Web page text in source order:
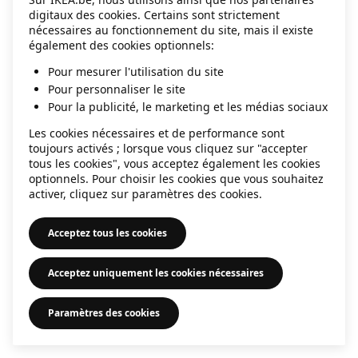
information).
digitaux des cookies. Certains sont strictement
nécessaires au fonctionnement du site, mais il existe
également des cookies optionnels:
Pour mesurer l'utilisation du site
Pour personnaliser le site
Pour la publicité, le marketing et les médias sociaux
Les cookies nécessaires et de performance sont
toujours activés ; lorsque vous cliquez sur "accepter
tous les cookies", vous acceptez également les cookies
optionnels. Pour choisir les cookies que vous souhaitez
activer, cliquez sur paramètres des cookies.
Acceptez tous les cookies
Acceptez uniquement les cookies nécessaires
Paramètres des cookies